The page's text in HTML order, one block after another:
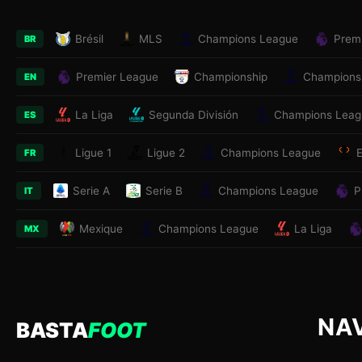
BR Brésil MLS Champions League
EN Premier League Championship
ES La Liga Segunda División Champions
FR Ligue 1 Ligue 2 Champions League
IT Serie A Serie B Champions League
MX Mexique Champions League La Liga
BASTAFOOT